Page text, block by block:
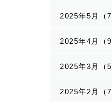
2025年5月（7
2025年4月（9
2025年3月（5
2025年2月（7